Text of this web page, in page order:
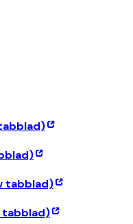
tabblad)
tabblad)